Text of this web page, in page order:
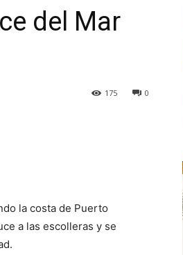
del Mar
0
175
la costa de Puerto
a las escolleras y se